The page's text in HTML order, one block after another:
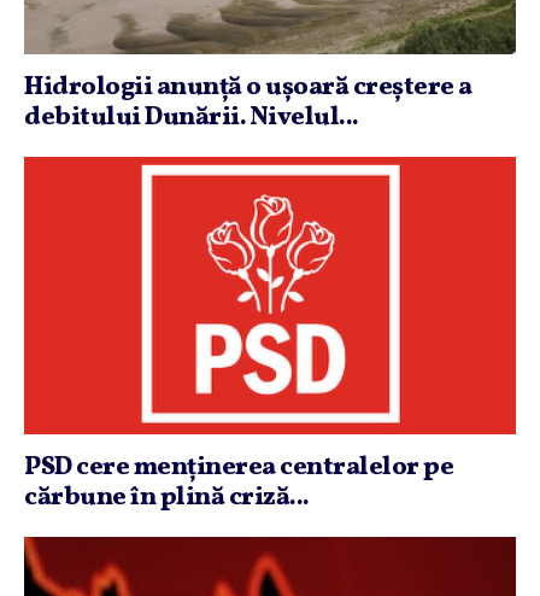
Hidrologii anunţă o uşoară creştere a
debitului Dunării. Nivelul...
PSD cere menţinerea centralelor pe
cărbune în plină criză...